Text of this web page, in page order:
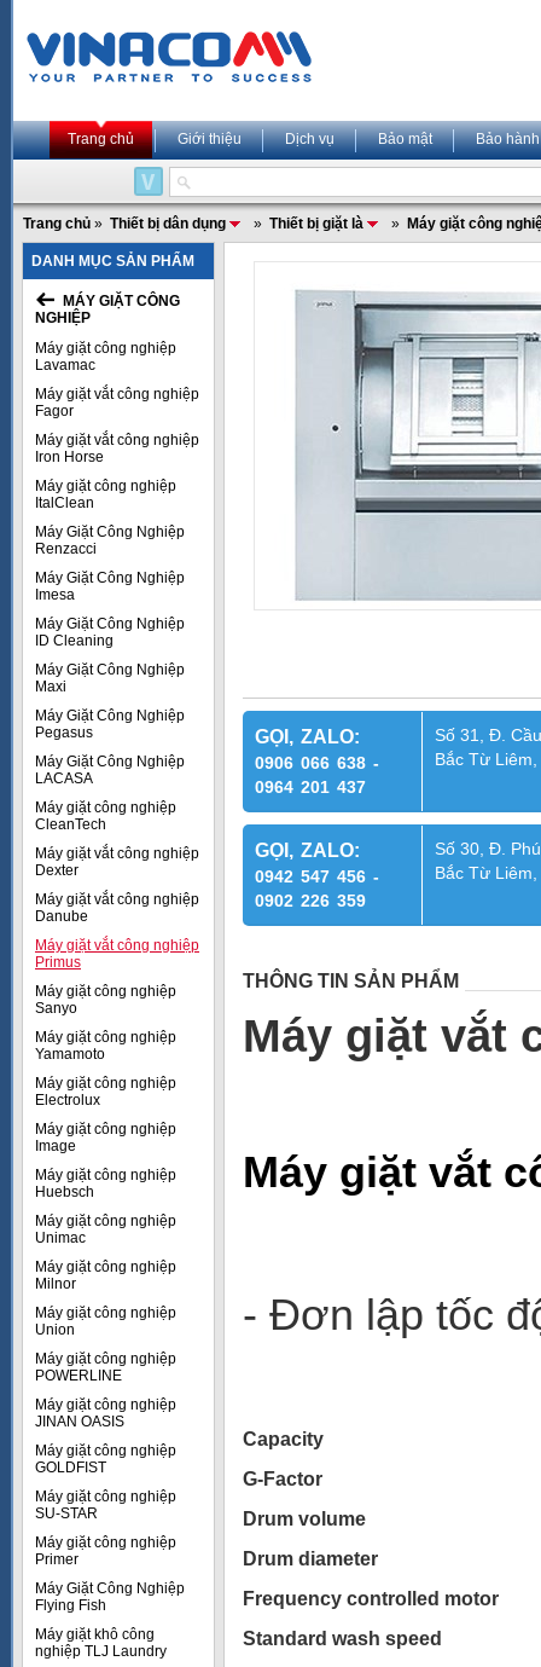
Trang chủ Giới thiệu Dịch vụ Bảo mật Bảo hành
Trang chủ » Thiết bị dân dụng » Thiết bị giặt là » Máy giặt công
DANH MỤC SẢN PHẨM
MÁY GIẶT CÔNG
NGHIỆP
Máy giặt công nghiệp
Lavamac
Máy giặt vắt công nghiệp
Fagor
Máy giặt vắt công nghiệp
Iron Horse
Máy giặt công nghiệp
ItalClean
Máy Giặt Công Nghiệp
Renzacci
Máy Giặt Công Nghiệp
Imesa
Máy Giặt Công Nghiệp
ID Cleaning
Máy Giặt Công Nghiệp
Maxi
Máy Giặt Công Nghiệp
Pegasus
Máy Giặt Công Nghiệp
LACASA
Máy giặt công nghiệp
CleanTech
Máy giặt vắt công nghiệp
Dexter
Máy giặt vắt công nghiệp
Danube
Máy giặt vắt công nghiệp
Primus
Máy giặt công nghiệp
Sanyo
Máy giặt công nghiệp
Yamamoto
Máy giặt công nghiệp
Electrolux
Máy giặt công nghiệp
Image
Máy giặt công nghiệp
Huebsch
Máy giặt công nghiệp
Unimac
Máy giặt công nghiệp
Milnor
Máy giặt công nghiệp
Union
Máy giặt công nghiệp
POWERLINE
Máy giặt công nghiệp
JINAN OASIS
Máy giặt công nghiệp
GOLDFIST
Máy giặt công nghiệp
SU-STAR
Máy giặt công nghiệp
Primer
Máy Giặt Công Nghiệp
Flying Fish
Máy giặt khô công
nghiệp TLJ Laundry
GỌI, ZALO:
0906 066 638 -
0964 201 437
Số 31, Đ.
Bắc Từ
GỌI, ZALO:
0942 547 456 -
0902 226 359
Số 30, Đ.
Bắc Từ
THÔNG TIN SẢN PHẨM
Máy giặt vắt
Máy giặt vắt
- Đơn lập tốc
Capacity
G-Factor
Drum volume
Drum diameter
Frequency controlled motor
Standard wash speed